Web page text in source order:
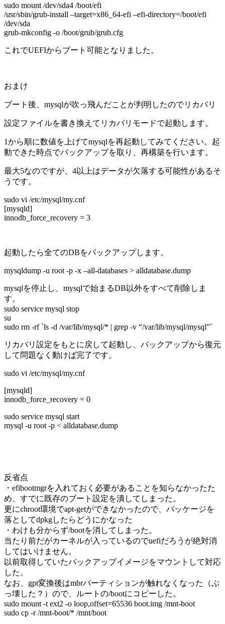
sudo mount /dev/sda4 /boot/efi
/usr/sbin/grub-install –target=x86_64-efi –efi-directory=/boot/efi
/dev/sda
grub-mkconfig -o /boot/grub/grub.cfg
これでUEFIからブート可能となりました。
おまけ
ブート後、mysqlが吹っ飛んだことが判明したのでリカバリ
設定ファイルを書き換えてリカバリモードで起動します。
1から順に数値を上げてmysqlを再起動してみてください。起
動できた時点でバックアップを取り、再構築を行います。
最大5なのですが、4以上はデータが欠落する可能性があるそ
うです。
sudo vi /etc/mysql/my.cnf
[mysqld]
innodb_force_recovery = 3
起動したら全てのDBをバックアップします。
mysqldump -u root -p -x –all-databases > alldatabase.dump
mysqlを停止し、mysqlで始まるDB以外をすべて削除しま
す。
sudo service mysql stop
su
sudo rm -rf `ls -d /var/lib/mysql/* | grep -v “/var/lib/mysql/mysql”`
リカバリ設定をもとに戻して起動し、バックアップから復元
して問題なく動けば完了です。
sudo vi /etc/mysql/my.cnf
[mysqld]
innodb_force_recovery = 0
sudo service mysql start
mysql -u root -p < alldatabase.dump
反省点
・efibootmgrを入れておく必要があることを知らなかったた
め、すでに既存のブート設定を潰してしまった。
更にchroot環境でapt-getができなかったので、パッケージを
落としてdpkgしたらどうにかなった
・わけも分からず/bootを消してしまった。
当たり前だがカーネルが入っているのでuefiだろうが絶対消
してはいけません。
以前取得していたバックアップイメージをマウントして対応
した。
なお、gpt変換後はmbrパーティションが触れなくなった（ぶ
っ壊した？）ので、ルートの/bootにコピーした。
sudo mount -t ext2 -o loop,offset=65536 boot.img /mnt-boot
sudo cp -r /mnt-boot/* /mnt/boot